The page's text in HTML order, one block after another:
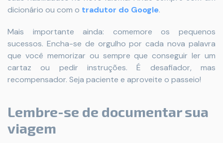
dicionário ou com o tradutor do Google.
Mais importante ainda: comemore os pequenos
sucessos. Encha-se de orgulho por cada nova palavra
que você memorizar ou sempre que conseguir ler um
cartaz ou pedir instruções. É desafiador, mas
recompensador. Seja paciente e aproveite o passeio!
Lembre-se de documentar sua
viagem